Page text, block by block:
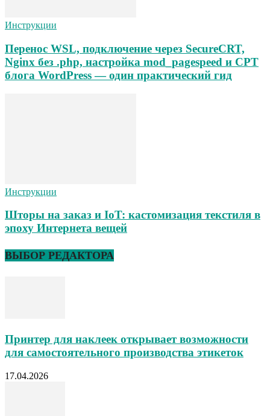
Инструкции
Перенос WSL, подключение через SecureCRT,
Nginx без .php, настройка mod_pagespeed и CPT
блога WordPress — один практический гид
Инструкции
Шторы на заказ и IoT: кастомизация текстиля в
эпоху Интернета вещей
ВЫБОР РЕДАКТОРА
Принтер для наклеек открывает возможности
для самостоятельного производства этикеток
17.04.2026